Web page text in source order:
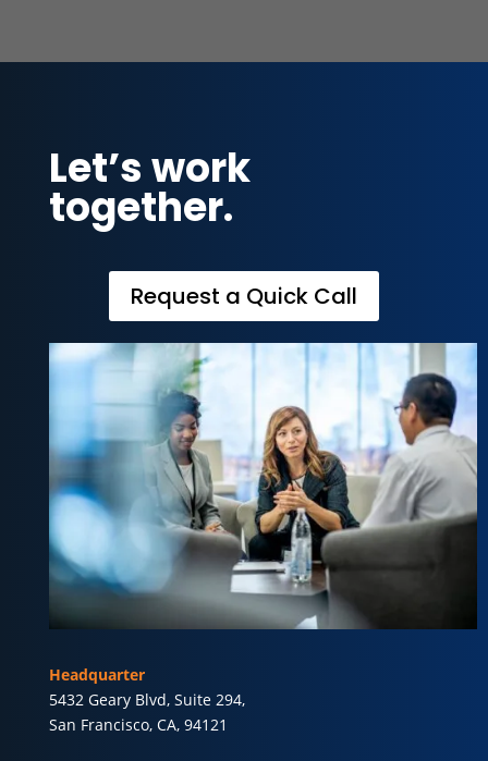
Let’s work
together.
Request a Quick Call
Headquarter
5432 Geary Blvd, Suite 294,
San Francisco, CA, 94121